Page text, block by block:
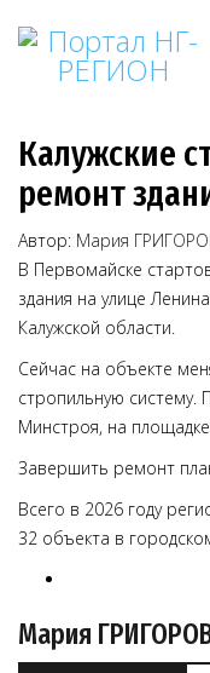
Калужские
ремонт
Автор: Мария
В Первомайске
здания на улице
Калужской области.
Сейчас на объекте
стропильную
Минстроя, на
Завершить ремонт
Всего в 2026 году
32 объекта в
Мария